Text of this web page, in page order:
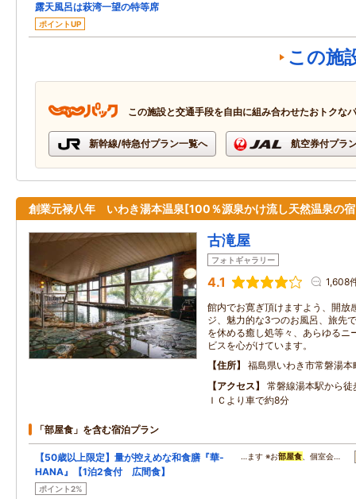
露天風呂は萩湾一望の特等席
ポイントUP
この施
この施設と交通手段を自由に組み合わせたおトクな
新幹線/特急付プラン一覧へ 航空券付プラ
創業元禄八年 いわき湯本温泉[100％源泉かけ流し天然温泉の
古滝屋
フォトギャラリー
4.1 1,608
館内でお寛ぎ頂けますよう、開放
ジ、魅力的な3つのお風呂、旅先
を休める癒し処等々、あらゆるニ
ビスを心がけています。
住所
福島県いわき市常磐湯本
アクセス
常磐線湯本駅から
ＩＣより車で約8分
「部屋食」を含む宿泊プラン
【50歳以上限定】量が控えめな和食膳『華‐
HANA』【1泊2食付 広間食】
ポイント2%
…ます ※お部屋食 、個室会…